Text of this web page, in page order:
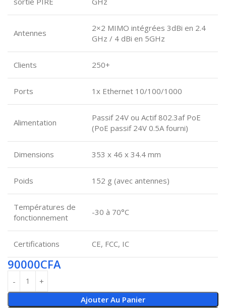
Antennes
2×2 MIMO intégrées 3dBi en 2.4
GHz / 4 dBi en 5GHz
Clients 250+
Ports 1x Ethernet 10/100/1000
Alimentation
Passif 24V ou Actif 802.3af PoE
(PoE passif 24V 0.5A fourni)
Dimensions 353 x 46 x 34.4 mm
Poids 152 g (avec antennes)
Températures de
fonctionnement
-30 à 70°C
Certifications CE, FCC, IC
90000CFA
Ajouter Au Panier